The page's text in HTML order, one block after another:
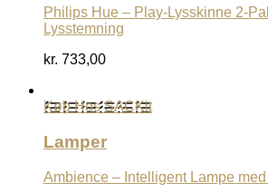
Philips Hue – Play-Lysskinne 2-
Lysstemning
kr. 733,00
Køb Hos SACKit
Lamper
Ambience – Intelligent Lampe